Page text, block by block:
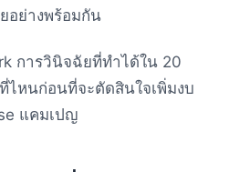
อย่างพร้อมกัน
การวินิจฉัยที่ทำได้ใน 20
หนก่อนที่จะตัดสินใจเพิ่มงบ
แคมเปญ